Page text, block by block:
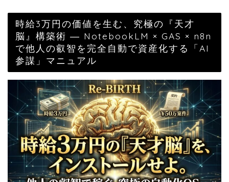
時給3万円の価値を生む、究極の『天才
脳』構築術 ― NotebookLM × GAS × n8n
で他人の叡智を完全自動で資産化する「AI
参謀」マニュアル